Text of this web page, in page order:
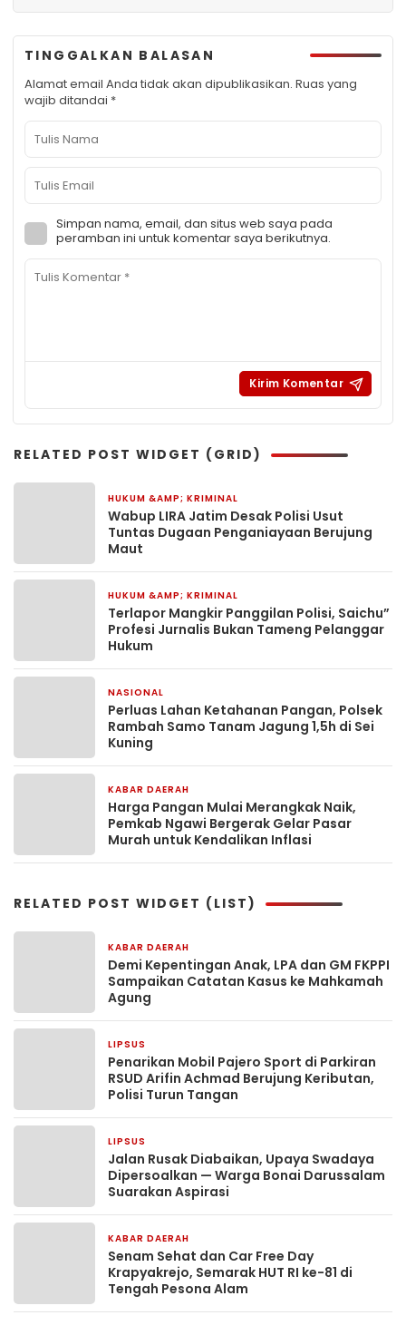
TINGGALKAN BALASAN
Alamat email Anda tidak akan dipublikasikan. Ruas yang
wajib ditandai *
Simpan nama, email, dan situs web saya pada
peramban ini untuk komentar saya berikutnya.
RELATED POST WIDGET (GRID)
HUKUM &AMP; KRIMINAL
Wabup LIRA Jatim Desak Polisi Usut
Tuntas Dugaan Penganiayaan Berujung
Maut
HUKUM &AMP; KRIMINAL
Terlapor Mangkir Panggilan Polisi, Saichu”
Profesi Jurnalis Bukan Tameng Pelanggar
Hukum
NASIONAL
Perluas Lahan Ketahanan Pangan, Polsek
Rambah Samo Tanam Jagung 1,5h di Sei
Kuning
KABAR DAERAH
Harga Pangan Mulai Merangkak Naik,
Pemkab Ngawi Bergerak Gelar Pasar
Murah untuk Kendalikan Inflasi
RELATED POST WIDGET (LIST)
KABAR DAERAH
Demi Kepentingan Anak, LPA dan GM FKPPI
Sampaikan Catatan Kasus ke Mahkamah
Agung
LIPSUS
Penarikan Mobil Pajero Sport di Parkiran
RSUD Arifin Achmad Berujung Keributan,
Polisi Turun Tangan
LIPSUS
Jalan Rusak Diabaikan, Upaya Swadaya
Dipersoalkan — Warga Bonai Darussalam
Suarakan Aspirasi
KABAR DAERAH
Senam Sehat dan Car Free Day
Krapyakrejo, Semarak HUT RI ke-81 di
Tengah Pesona Alam